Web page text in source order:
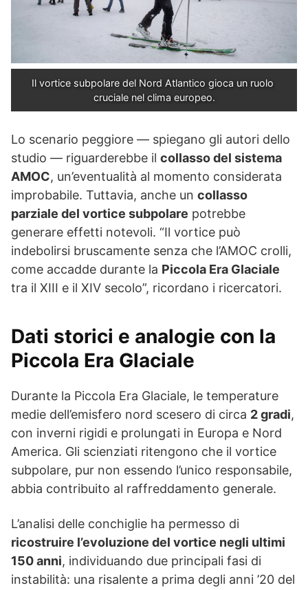
Il vortice subpolare del Nord Atlantico gioca un ruolo
cruciale nel clima europeo.
Lo scenario peggiore — spiegano gli autori dello
studio — riguarderebbe il collasso del sistema
AMOC, un’eventualità al momento considerata
improbabile. Tuttavia, anche un collasso
parziale del vortice subpolare potrebbe
generare effetti notevoli. “Il vortice può
indebolirsi bruscamente senza che l’AMOC crolli,
come accadde durante la Piccola Era Glaciale
tra il XIII e il XIV secolo”, ricordano i ricercatori.
Dati storici e analogie con la
Piccola Era Glaciale
Durante la Piccola Era Glaciale, le temperature
medie dell’emisfero nord scesero di circa 2 gradi,
con inverni rigidi e prolungati in Europa e Nord
America. Gli scienziati ritengono che il vortice
subpolare, pur non essendo l’unico responsabile,
abbia contribuito al raffreddamento generale.
L’analisi delle conchiglie ha permesso di
ricostruire l’evoluzione del vortice negli ultimi
150 anni, individuando due principali fasi di
instabilità: una risalente a prima degli anni ’20 del